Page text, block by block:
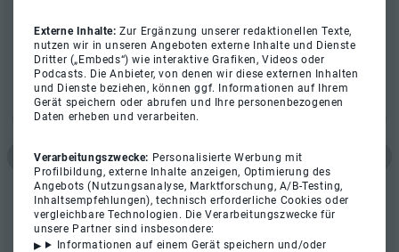
Externe Inhalte:Zur Ergänzung unserer redaktionellen Texte,
nutzen wir in unseren Angeboten externe Inhalte und Dienste
Dritter („Embeds“) wie interaktive Grafiken, Videos oder
Podcasts. Die Anbieter, von denen wir diese externen Inhalten
und Dienste beziehen, können ggf. Informationen auf Ihrem
Gerät speichern oder abrufen und Ihre personenbezogenen
Daten erheben und verarbeiten.
Verarbeitungszwecke: Personalisierte Werbung mit
Profilbildung, externe Inhalte anzeigen, Optimierung des
Angebots (Nutzungsanalyse, Marktforschung, A/B-Testing,
Inhaltsempfehlungen), technisch erforderliche Cookies oder
vergleichbare Technologien. Die Verarbeitungszwecke für
unsere Partner sind insbesondere:
Informationen auf einem Gerät speichern und/oder